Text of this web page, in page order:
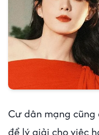
Cư dân mạng
để lý giải cho việc